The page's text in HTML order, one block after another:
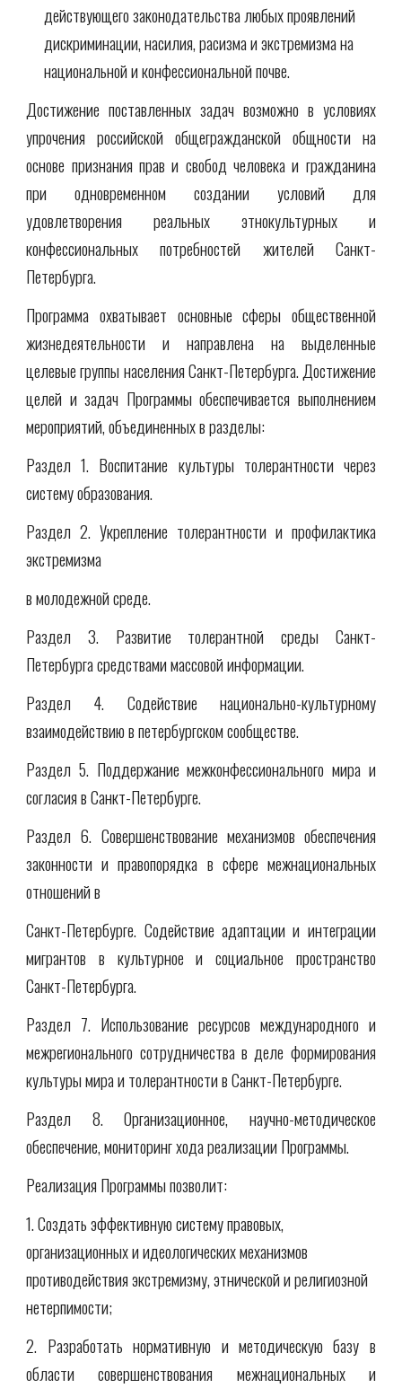
действующего законодательства любых проявлений
дискриминации, насилия, расизма и экстремизма на
национальной и конфессиональной почве.
Достижение поставленных задач возможно в условиях
упрочения российской общегражданской общности на
основе признания прав и свобод человека и гражданина
при одновременном создании условий для
удовлетворения реальных этнокультурных и
конфессиональных потребностей жителей Санкт-
Петербурга.
Программа охватывает основные сферы общественной
жизнедеятельности и направлена на выделенные
целевые группы населения Санкт-Петербурга. Достижение
целей и задач Программы обеспечивается выполнением
мероприятий, объединенных в разделы:
Раздел 1. Воспитание культуры толерантности через
систему образования.
Раздел 2. Укрепление толерантности и профилактика
экстремизма
в молодежной среде.
Раздел 3. Развитие толерантной среды Санкт-
Петербурга средствами массовой информации.
Раздел 4. Содействие национально-культурному
взаимодействию в петербургском сообществе.
Раздел 5. Поддержание межконфессионального мира и
согласия в Санкт-Петербурге.
Раздел 6. Совершенствование механизмов обеспечения
законности и правопорядка в сфере межнациональных
отношений в
Санкт-Петербурге. Содействие адаптации и интеграции
мигрантов в культурное и социальное пространство
Санкт-Петербурга.
Раздел 7. Использование ресурсов международного и
межрегионального сотрудничества в деле формирования
культуры мира и толерантности в Санкт-Петербурге.
Раздел 8. Организационное, научно-методическое
обеспечение, мониторинг хода реализации Программы.
Реализация Программы позволит:
1. Создать эффективную систему правовых,
организационных и идеологических механизмов
противодействия экстремизму, этнической и религиозной
нетерпимости;
2. Разработать нормативную и методическую базу в
области совершенствования межнациональных и